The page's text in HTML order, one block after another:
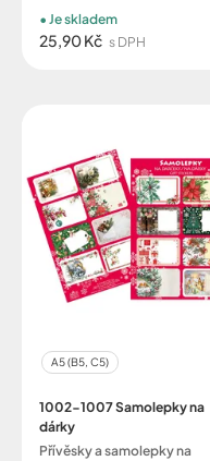
25,90 Kč s DPH
Je skladem
A5 (B5, C5)
1002-1007 Samolepky na
dárky
Přívěsky a samolepky na